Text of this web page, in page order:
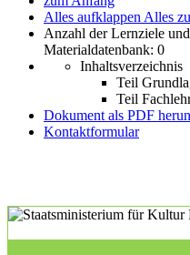
Alles aufklappen Alles
Anzahl der Lernziele
Materialdatenbank: 0
Inhaltsverzeichnis
Teil
Teil
Dokument als PDF
Kontaktformular